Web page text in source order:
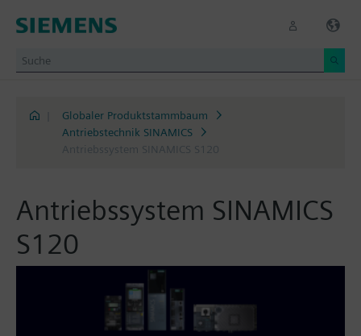
Globaler Produktstammbaum
Antriebstechnik SINAMICS
Antriebssystem SINAMICS S120
Antriebssystem SINAMICS
S120